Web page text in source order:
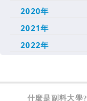
2020年
2021年
2022年
什麼是副料大學?